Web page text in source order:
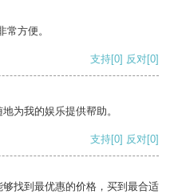
方便。
支持[0] 反对[0]
为我的娱乐提供帮助。
支持[0] 反对[0]
找到最优惠的价格，买到最合适